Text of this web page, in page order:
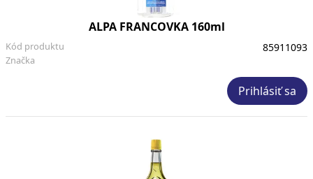
ALPA FRANCOVKA 160ml
Značka
Kód produktu 85911093
Prihlásiť sa